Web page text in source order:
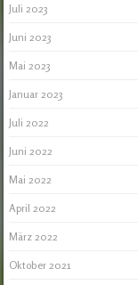
Juli 2023
Juni 2023
Mai 2023
Januar 2023
Juli 2022
Juni 2022
Mai 2022
April 2022
März 2022
Oktober 2021